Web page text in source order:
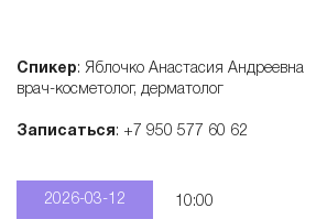
Спикер: Яблочко Анастасия Андреевна
врач-косметолог, дерматолог
Записаться: +7 950 577 60 62
2026-03-12 10:00